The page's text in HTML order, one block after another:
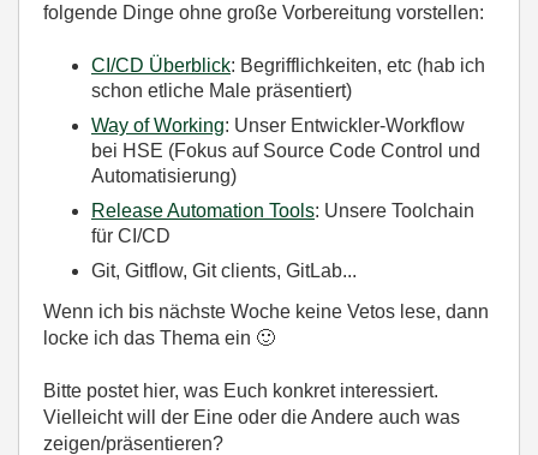
folgende Dinge ohne große Vorbereitung vorstellen:
CI/CD Überblick: Begrifflichkeiten, etc (hab ich
schon etliche Male präsentiert)
Way of Working: Unser Entwickler-Workflow
bei HSE (Fokus auf Source Code Control und
Automatisierung)
Release Automation Tools: Unsere Toolchain
für CI/CD
Git, Gitflow, Git clients, GitLab...
Wenn ich bis nächste Woche keine Vetos lese, dann
locke ich das Thema ein 🙂
Bitte postet hier, was Euch konkret interessiert.
Vielleicht will der Eine oder die Andere auch was
zeigen/präsentieren?